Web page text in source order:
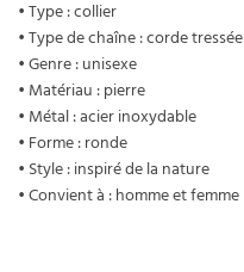
• Type : collier
• Type de chaîne : corde tressée
• Genre : unisexe
• Matériau : pierre
• Métal : acier inoxydable
• Forme : ronde
• Style : inspiré de la nature
• Convient à : homme et femme